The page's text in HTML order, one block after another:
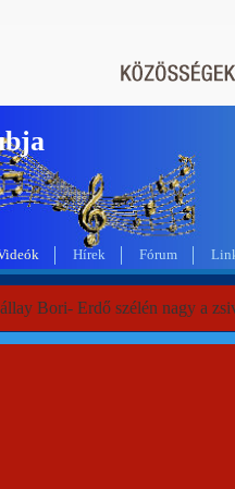
Hírek Fórum
Bori- Erdő szélén nagy a